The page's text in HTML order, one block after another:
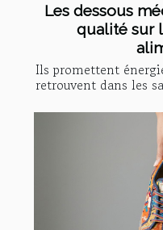
Les dessous
qualité sur
Ils promettent
retrouvent dans les